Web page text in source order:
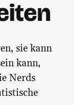
sie kann
kann,
Nerds